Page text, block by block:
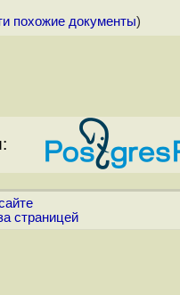
похожие документы)
страницей